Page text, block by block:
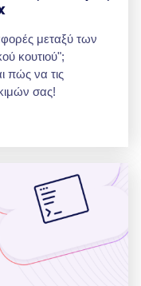
μεταξύ των
κουτιού";
πώς να τις
σας!